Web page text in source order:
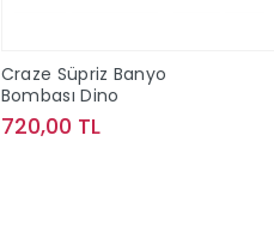
Craze Süpriz Banyo
Bombası Dino
720,00 TL